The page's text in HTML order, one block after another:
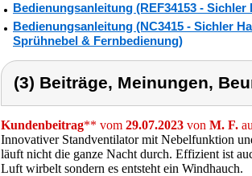
Bedienungsanleitung (REF34153 - Sichler
Bedienungsanleitung (NC3415 - Sichler
Sprühnebel & Fernbedienung)
(3) Beiträge, Meinungen,
Kundenbeitrag** vom 29.07.2023 von M. F.
Innovativer Standventilator mit Nebelfunktion
läuft nicht die ganze Nacht durch. Effizient ist
Luft wirbelt sondern es entsteht ein Windhauch.